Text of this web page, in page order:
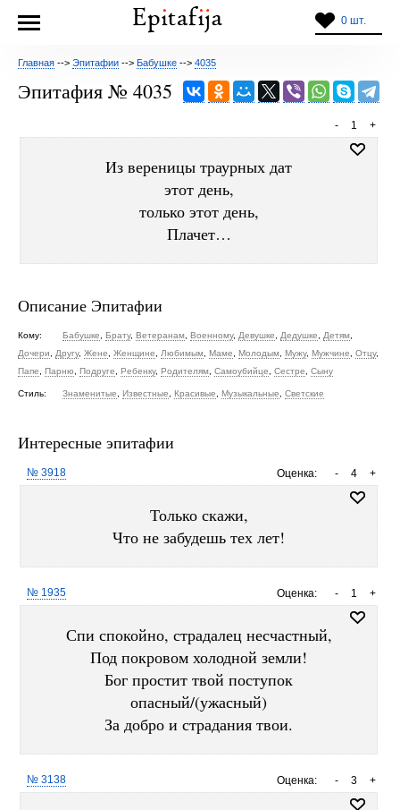
0 шт.
Главная --> Эпитафии --> Бабушке --> 4035
Эпитафия № 4035
+
1
-
Из вереницы траурных дат
этот день,
только этот день,
Плачет…
Описание Эпитафии
Кому: Бабушке Брату, Ветеранам Военному, Девушке Дедушке Детям
Дочери
Другу, Жене Женщине Любимым Маме Молодым Мужу, Мужчине Отцу,
Папе
Парню Подруге Ребенку, Родителям Самоубийце Сестре Сыну
Стиль: Знаменитые Известные Красивые Музыкальные Светские
Интересные эпитафии
Оценка: +
4
-
№ 3918
Только скажи,
Что не забудешь тех лет!
Оценка: +
1
-
№ 1935
Спи спокойно, страдалец несчастный,
Под покровом холодной земли!
Бог простит твой поступок
опасный/(ужасный)
За добро и страдания твои.
Оценка: +
3
-
№ 3138